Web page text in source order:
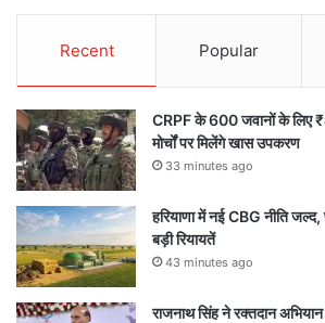
Recent Popular
CRPF के 600 जवानों के लिए
मोर्चों पर मिलेंगे खास उपकरण
33 minutes ago
हरियाणा में नई CBG नीति
बड़ी रियायतें
43 minutes ago
राजनाथ सिंह ने रक्तदान